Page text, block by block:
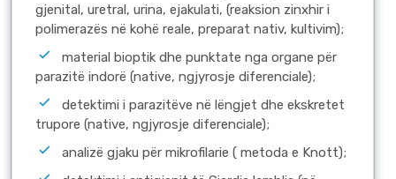
gjenital, uretral, urina, ejakulati, (reaksion zinxhir i
polimerazës në kohë reale, preparat nativ, kultivim);
material bioptik dhe punktate nga organe për
parazitë indorë (native, ngjyrosje diferenciale);
detektimi i parazitëve në lëngjet dhe ekskretet
trupore (native, ngjyrosje diferenciale);
analizë gjaku për mikrofilarie ( metoda e Knott);